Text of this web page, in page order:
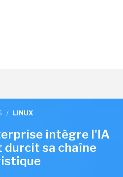
/ LINUX
intègre l'IA
durcit sa chaîne